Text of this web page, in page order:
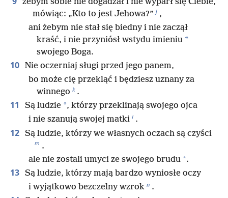
mówiąc: „Kto to jest Jehowa?” j ,
ani żebym nie stał się biedny i nie zaczął
kraść, i nie przyniósł wstydu imieniu *
swojego Boga.
10 Nie oczerniaj sługi przed jego panem,
bo może cię przekląć i będziesz uznany za
winnego k .
11 Są ludzie *, którzy przeklinają swojego ojca
i nie szanują swojej matki l .
12 Są ludzie, którzy we własnych oczach są czyści
m ,
ale nie zostali umyci ze swojego brudu *.
13 Są ludzie, którzy mają bardzo wyniosłe oczy
i wyjątkowo bezczelny wzrok n .